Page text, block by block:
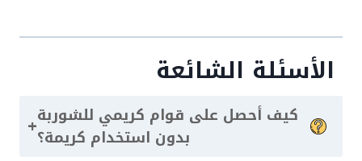
الأسئلة الشائعة
كيف أحصل على قوام كريمي للشوربة
بدون استخدام كريمة؟+